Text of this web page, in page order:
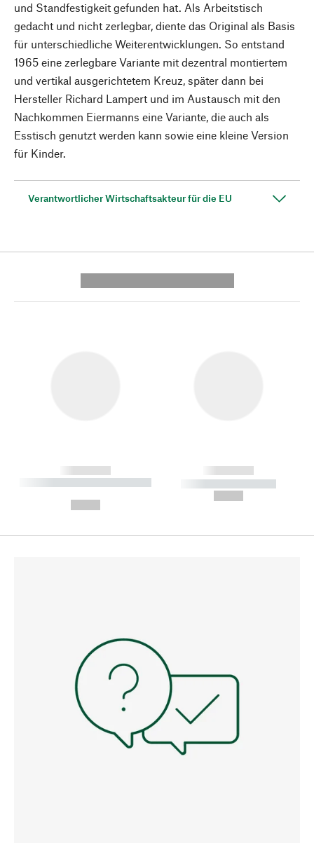
und Standfestigkeit gefunden hat. Als Arbeitstisch
gedacht und nicht zerlegbar, diente das Original als Basis
für unterschiedliche Weiterentwicklungen. So entstand
1965 eine zerlegbare Variante mit dezentral montiertem
und vertikal ausgerichtetem Kreuz, später dann bei
Hersteller Richard Lampert und im Austausch mit den
Nachkommen Eiermanns eine Variante, die auch als
Esstisch genutzt werden kann sowie eine kleine Version
für Kinder.
Verantwortlicher Wirtschaftsakteur für die EU
------------
----------- ----------- --------
------------
----------- -----------